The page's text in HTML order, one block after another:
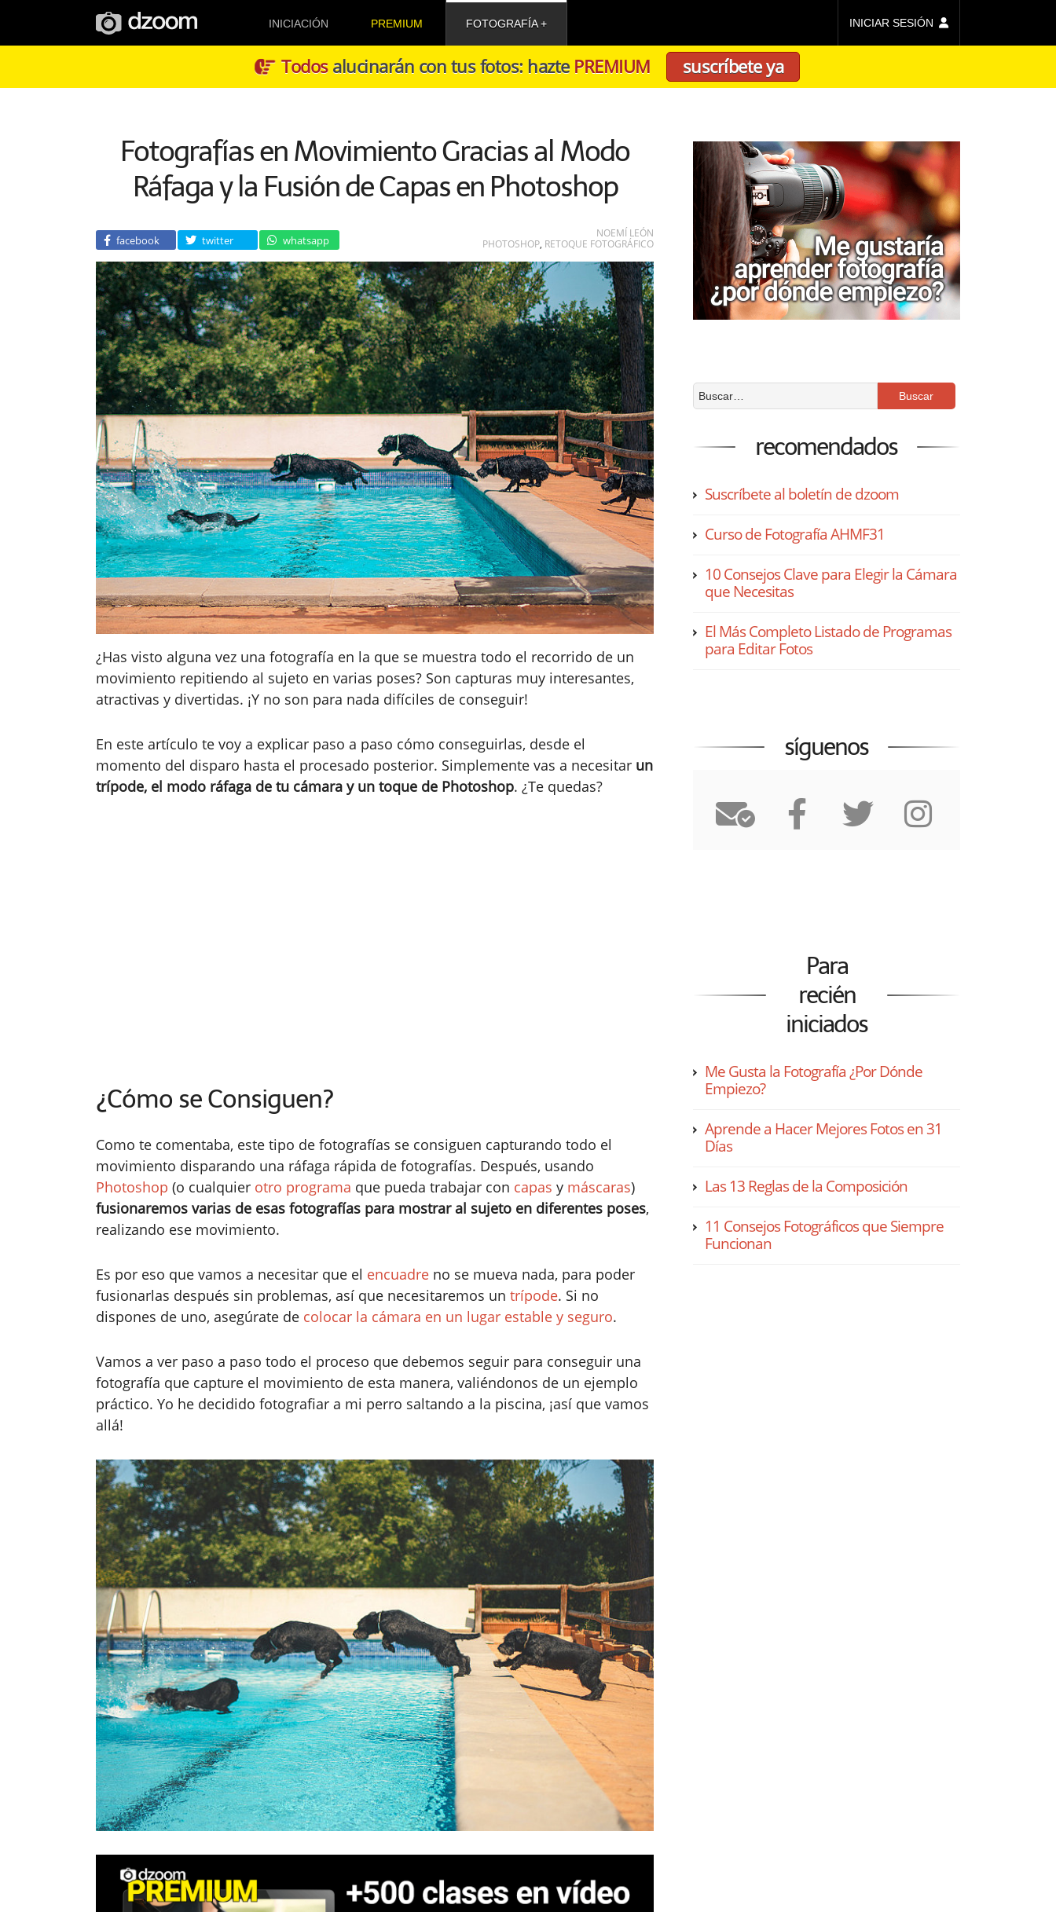
INICIACIÓN PREMIUM FOTOGRAFÍA INICIAR SESIÓN
Todosalucinarán con tus fotos: hazte PREMIUM suscríbete ya
Fotografías en Movimiento Gracias al Modo
Ráfaga y la Fusión de Capas en Photoshop
facebook twitter whatsapp
NOEMÍ LEÓN
PHOTOSHOP, RETOQUE FOTOGRÁFICO
¿Has visto alguna vez una fotografía en la que se muestra todo el recorrido de un
movimiento repitiendo al sujeto en varias poses? Son capturas muy interesantes,
atractivas y divertidas. ¡Y no son para nada difíciles de conseguir!
En este artículo te voy a explicar paso a paso cómo conseguirlas, desde el
momento del disparo hasta el procesado posterior. Simplemente vas a necesitar un
trípode, el modo ráfaga de tu cámara y un toque de Photoshop. ¿Te quedas?
¿Cómo se Consiguen?
Como te comentaba, este tipo de fotografías se consiguen capturando todo el
movimiento disparando una ráfaga rápida de fotografías. Después, usando
Photoshop (o cualquier otro programa que pueda trabajar con capas y máscaras)
fusionaremos varias de esas fotografías para mostrar al sujeto en diferentes poses,
realizando ese movimiento.
Es por eso que vamos a necesitar que el encuadre no se mueva nada, para poder
fusionarlas después sin problemas, así que necesitaremos un trípode. Si no
dispones de uno, asegúrate de colocar la cámara en un lugar estable y seguro.
Vamos a ver paso a paso todo el proceso que debemos seguir para conseguir una
fotografía que capture el movimiento de esta manera, valiéndonos de un ejemplo
práctico. Yo he decidido fotografiar a mi perro saltando a la piscina, ¡así que vamos
allá!
recomendados
Suscríbete al boletín de dzoom
Curso de Fotografía AHMF31
10 Consejos Clave para Elegir la Cámara
que Necesitas
El Más Completo Listado de Programas
para Editar Fotos
síguenos
Para
recién
iniciados
Me Gusta la Fotografía ¿Por Dónde
Empiezo?
Aprende a Hacer Mejores Fotos en 31
Días
Las 13 Reglas de la Composición
11 Consejos Fotográficos que Siempre
Funcionan